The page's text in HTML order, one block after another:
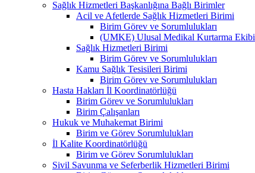
Sağlık Hizmetleri Başkanlığına Bağlı Birimler
Acil ve Afetlerde Sağlık Hizmetleri Birimi
Birim Görev ve Sorumlulukları
(UMKE) Ulusal Medikal Kurtarma Ekibi
Sağlık Hizmetleri Birimi
Birim Görev ve Sorumlulukları
Kamu Sağlık Tesisileri Birimi
Birim Görev ve Sorumlulukları
Hasta Hakları İl Koordinatörlüğü
Birim Görev ve Sorumlulukları
Birim Çalışanları
Hukuk ve Muhakemat Birimi
Birim ve Görev Sorumlulukları
İl Kalite Koordinatörlüğü
Birim ve Görev Sorumlulukları
Sivil Savunma ve Seferberlik Hizmetleri Birimi